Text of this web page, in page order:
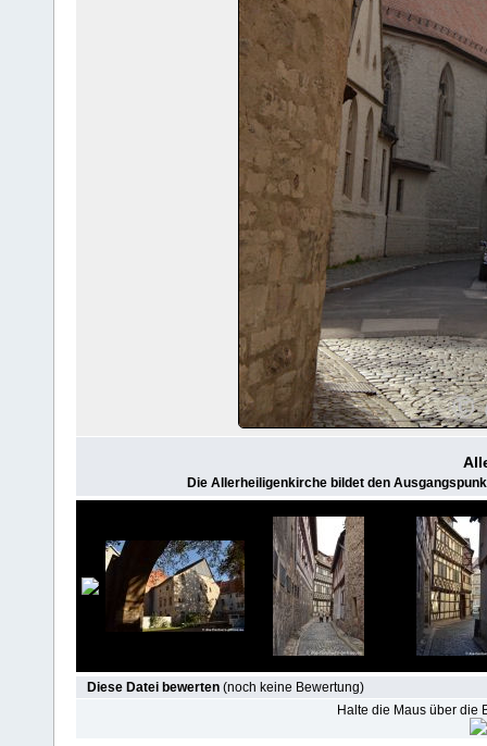
Die Allerheiligenkirche bildet den
Diese Datei bewerten (noch keine Bewertung)
Halte die Maus über die